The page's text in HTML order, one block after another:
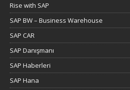
Rise with SAP
SAP BW – Business Warehouse
SAP CAR
SAP Danışmanı
SAP Haberleri
SAP Hana